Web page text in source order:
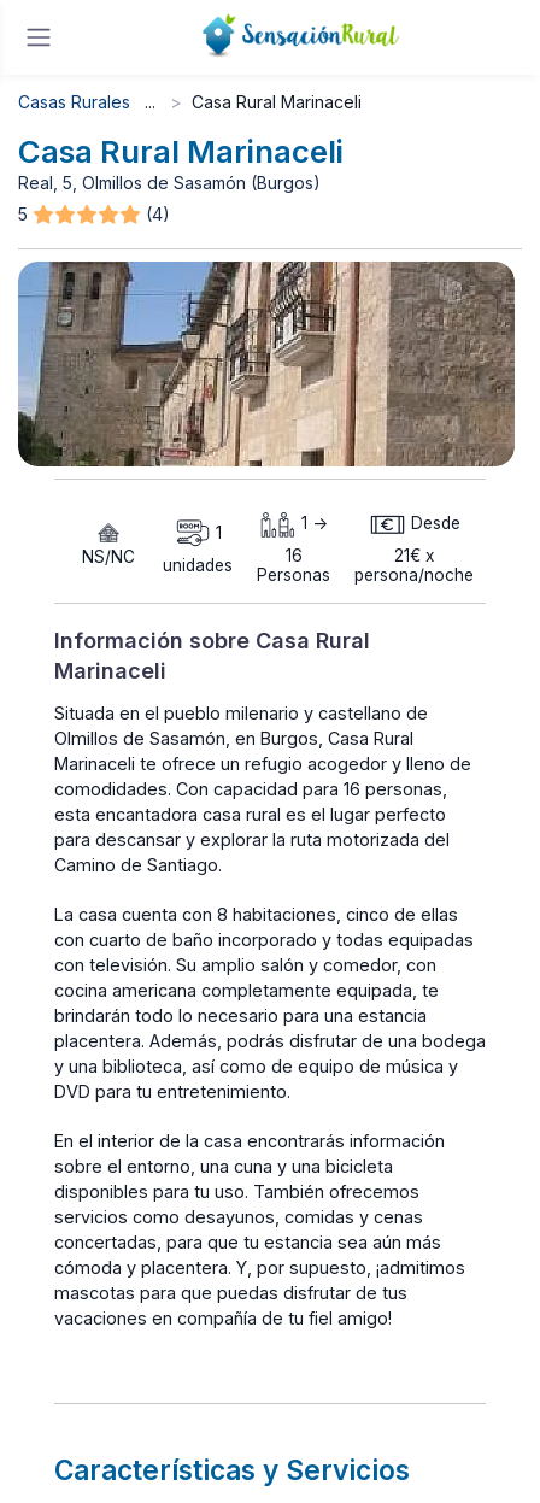
Casas Rurales Casa Rural Marinaceli
Casa Rural Marinaceli
Real, 5, Olmillos de Sasamón (Burgos)
5
(4)
NS/NC
1
unidades
1 ->
16
Personas
Desde
21€ x
persona/noche
Información sobre Casa Rural
Marinaceli
Situada en el pueblo milenario y castellano de
Olmillos de Sasamón, en Burgos, Casa Rural
Marinaceli te ofrece un refugio acogedor y lleno de
comodidades. Con capacidad para 16 personas,
esta encantadora casa rural es el lugar perfecto
para descansar y explorar la ruta motorizada del
Camino de Santiago.
La casa cuenta con 8 habitaciones, cinco de ellas
con cuarto de baño incorporado y todas equipadas
con televisión. Su amplio salón y comedor, con
cocina americana completamente equipada, te
brindarán todo lo necesario para una estancia
placentera. Además, podrás disfrutar de una bodega
y una biblioteca, así como de equipo de música y
DVD para tu entretenimiento.
En el interior de la casa encontrarás información
sobre el entorno, una cuna y una bicicleta
disponibles para tu uso. También ofrecemos
servicios como desayunos, comidas y cenas
concertadas, para que tu estancia sea aún más
cómoda y placentera. Y, por supuesto, ¡admitimos
mascotas para que puedas disfrutar de tus
vacaciones en compañía de tu fiel amigo!
Características y Servicios